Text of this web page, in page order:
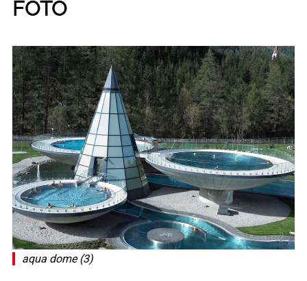
FOTO
aqua dome (3)